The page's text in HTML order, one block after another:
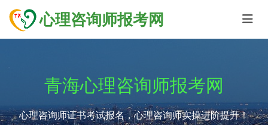
心理咨询师报考网
青海心理咨询师报考网
心理咨询师证书考试报名，心理咨询师实操进阶提升！